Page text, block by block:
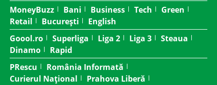
MoneyBuzz
Bani Business Tech
Green
Retail
București
English
Goool.ro
Superliga Liga 2 Liga 3
Steaua
Dinamo
Rapid
PRescu
România Informată
Curierul Național
Prahova Liberă